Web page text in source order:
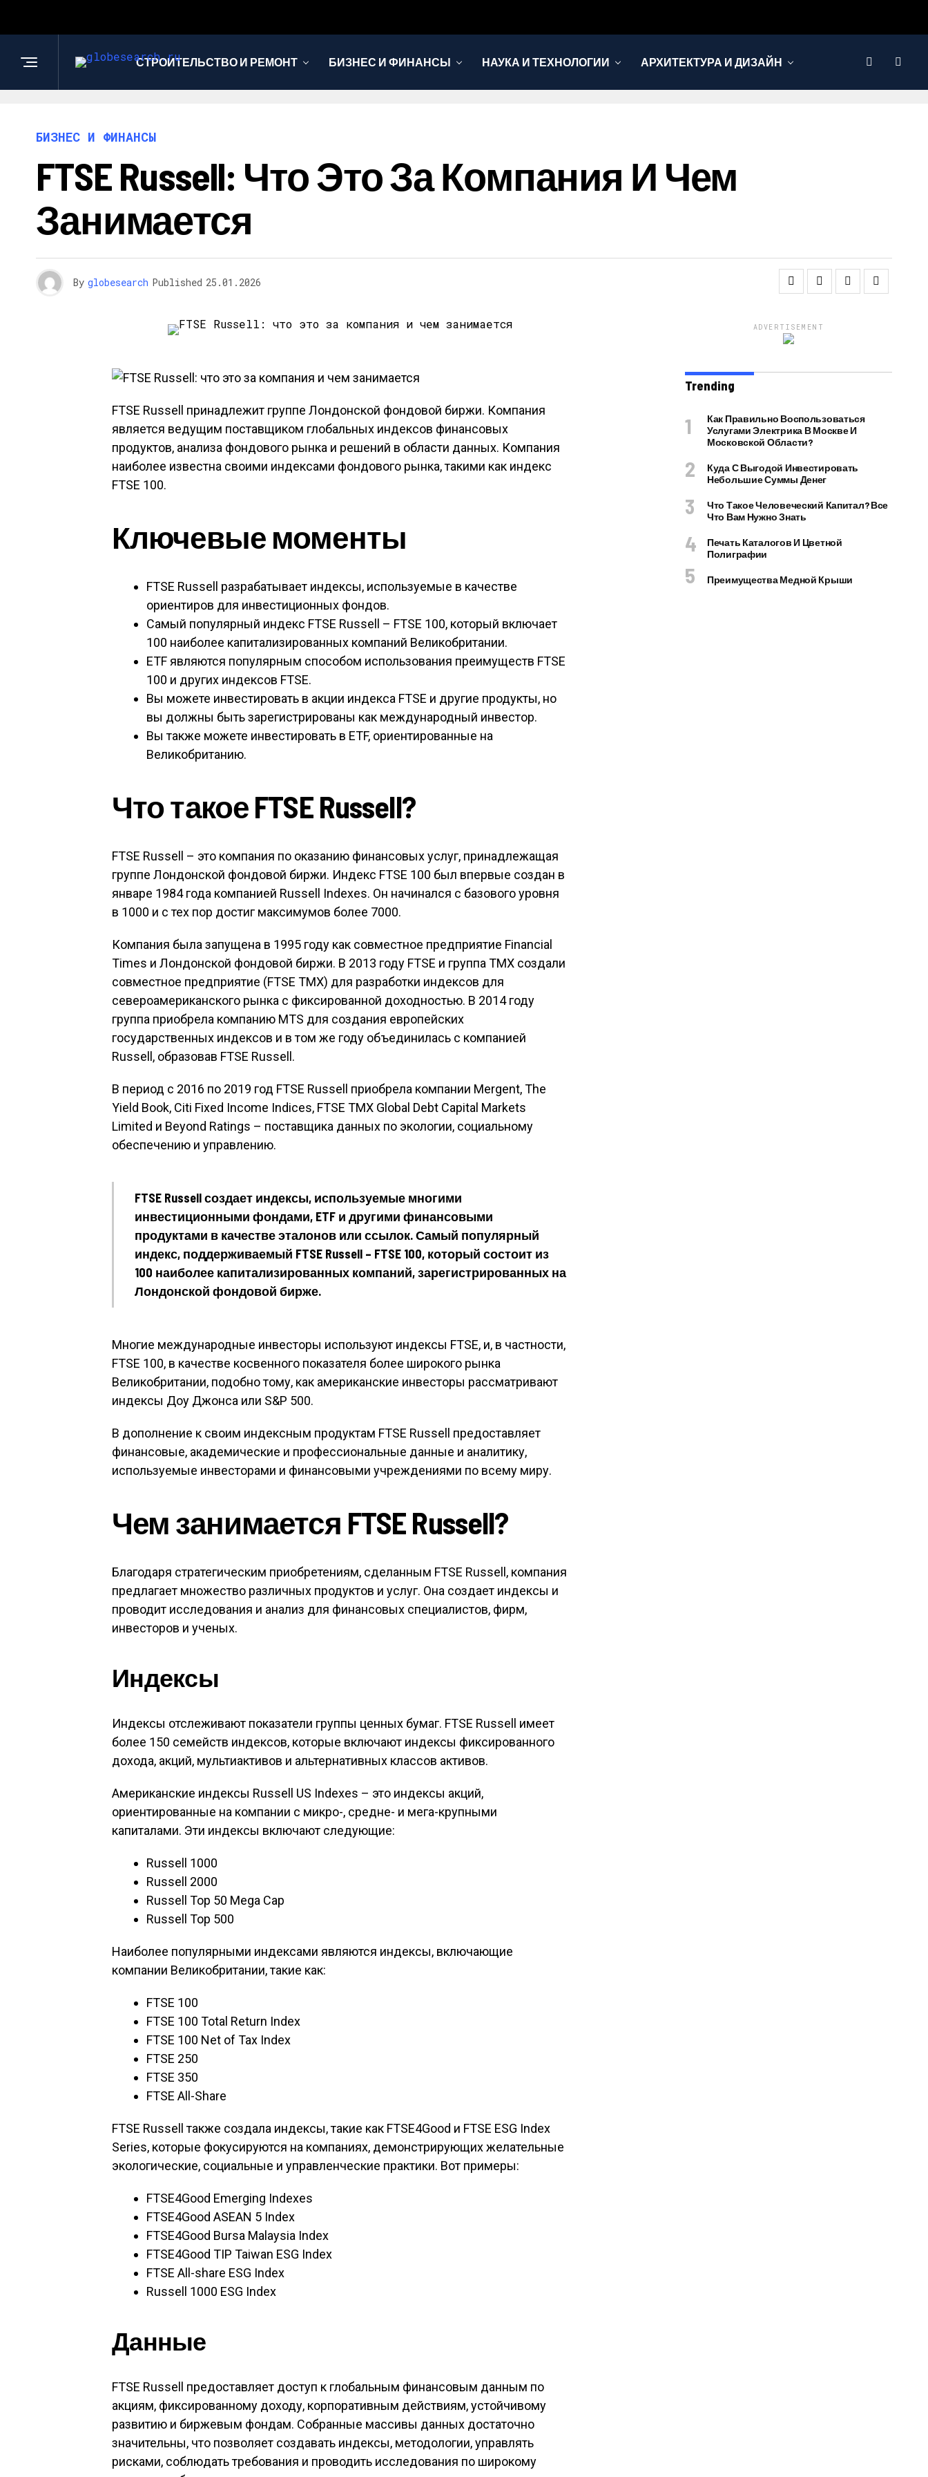
СТРОИТЕЛЬСТВО И РЕМОНТ БИЗНЕС И ФИНАНСЫ НАУКА И ТЕХНОЛОГИИ АРХИТЕКТУРА И ДИЗАЙН
БИЗНЕС И ФИНАНСЫ
FTSE Russell: Что Это За Компания И Чем
Занимается
By globesearch Published 25.01.2026
FTSE Russell принадлежит группе Лондонской фондовой биржи. Компания
является ведущим поставщиком глобальных индексов финансовых
продуктов, анализа фондового рынка и решений в области данных. Компания
наиболее известна своими индексами фондового рынка, такими как индекс
FTSE 100.
Ключевые моменты
FTSE Russell разрабатывает индексы, используемые в качестве
ориентиров для инвестиционных фондов.
Самый популярный индекс FTSE Russell – FTSE 100, который включает
100 наиболее капитализированных компаний Великобритании.
ETF являются популярным способом использования преимуществ FTSE
100 и других индексов FTSE.
Вы можете инвестировать в акции индекса FTSE и другие продукты, но
вы должны быть зарегистрированы как международный инвестор.
Вы также можете инвестировать в ETF, ориентированные на
Великобританию.
Что такое FTSE Russell?
FTSE Russell – это компания по оказанию финансовых услуг, принадлежащая
группе Лондонской фондовой биржи. Индекс FTSE 100 был впервые создан в
январе 1984 года компанией Russell Indexes. Он начинался с базового уровня
в 1000 и с тех пор достиг максимумов более 7000.
Компания была запущена в 1995 году как совместное предприятие Financial
Times и Лондонской фондовой биржи. В 2013 году FTSE и группа TMX создали
совместное предприятие (FTSE TMX) для разработки индексов для
североамериканского рынка с фиксированной доходностью. В 2014 году
группа приобрела компанию MTS для создания европейских
государственных индексов и в том же году объединилась с компанией
Russell, образовав FTSE Russell.
В период с 2016 по 2019 год FTSE Russell приобрела компании Mergent, The
Yield Book, Citi Fixed Income Indices, FTSE TMX Global Debt Capital Markets
Limited и Beyond Ratings – поставщика данных по экологии, социальному
обеспечению и управлению.
FTSE Russell создает индексы, используемые многими
инвестиционными фондами, ETF и другими финансовыми
продуктами в качестве эталонов или ссылок. Самый популярный
индекс, поддерживаемый FTSE Russell – FTSE 100, который состоит из
100 наиболее капитализированных компаний, зарегистрированных на
Лондонской фондовой бирже.
Многие международные инвесторы используют индексы FTSE, и, в частности,
FTSE 100, в качестве косвенного показателя более широкого рынка
Великобритании, подобно тому, как американские инвесторы рассматривают
индексы Доу Джонса или S&P 500.
В дополнение к своим индексным продуктам FTSE Russell предоставляет
финансовые, академические и профессиональные данные и аналитику,
используемые инвесторами и финансовыми учреждениями по всему миру.
Чем занимается FTSE Russell?
Благодаря стратегическим приобретениям, сделанным FTSE Russell, компания
предлагает множество различных продуктов и услуг. Она создает индексы и
проводит исследования и анализ для финансовых специалистов, фирм,
инвесторов и ученых.
Индексы
Индексы отслеживают показатели группы ценных бумаг. FTSE Russell имеет
более 150 семейств индексов, которые включают индексы фиксированного
дохода, акций, мультиактивов и альтернативных классов активов.
Американские индексы Russell US Indexes – это индексы акций,
ориентированные на компании с микро-, средне- и мега-крупными
капиталами. Эти индексы включают следующие:
Russell 1000
Russell 2000
Russell Top 50 Mega Cap
Russell Top 500
Наиболее популярными индексами являются индексы, включающие
компании Великобритании, такие как:
FTSE 100
FTSE 100 Total Return Index
FTSE 100 Net of Tax Index
FTSE 250
FTSE 350
FTSE All-Share
FTSE Russell также создала индексы, такие как FTSE4Good и FTSE ESG Index
Series, которые фокусируются на компаниях, демонстрирующих желательные
экологические, социальные и управленческие практики. Вот примеры:
FTSE4Good Emerging Indexes
FTSE4Good ASEAN 5 Index
FTSE4Good Bursa Malaysia Index
FTSE4Good TIP Taiwan ESG Index
FTSE All-share ESG Index
Russell 1000 ESG Index
Данные
FTSE Russell предоставляет доступ к глобальным финансовым данным по
акциям, фиксированному доходу, корпоративным действиям, устойчивому
развитию и биржевым фондам. Собранные массивы данных достаточно
значительны, что позволяет создавать индексы, методологии, управлять
рисками, соблюдать требования и проводить исследования по широкому
ADVERTISEMENT
Trending
Как Правильно Воспользоваться
Услугами Электрика В Москве И
Московской Области?
Куда С Выгодой Инвестировать
Небольшие Суммы Денег
Что Такое Человеческий Капитал? Все
Что Вам Нужно Знать
Печать Каталогов И Цветной
Полиграфии
Преимущества Медной Крыши